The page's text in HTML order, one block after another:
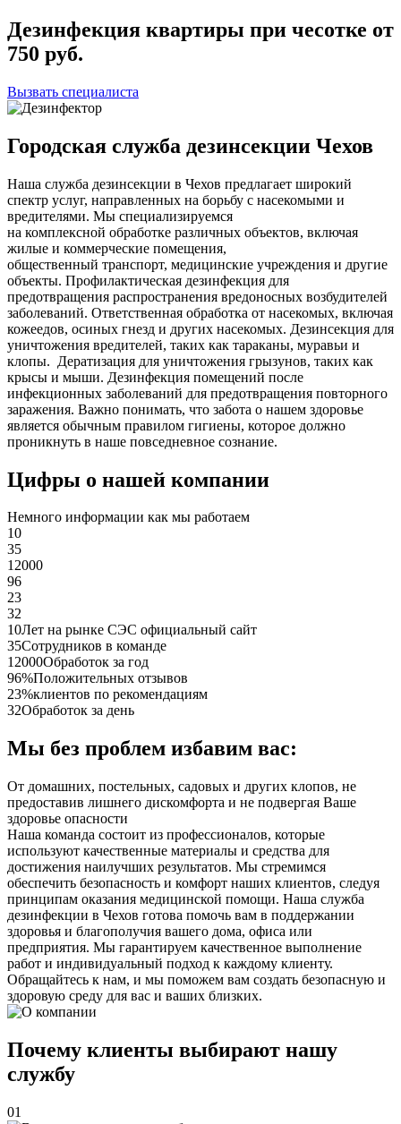
Дезинфекция квартиры при чесотке от
750 руб.
Вызвать специалиста
Городская служба дезинсекции Чехов
Наша служба дезинсекции в Чехов предлагает широкий
спектр услуг, направленных на борьбу с насекомыми и
вредителями. Мы специализируемся
на комплексной обработке различных объектов, включая
жилые и коммерческие помещения,
общественный транспорт, медицинские учреждения и другие
объекты. Профилактическая дезинфекция для
предотвращения распространения вредоносных возбудителей
заболеваний. Ответственная обработка от насекомых, включая
кожеедов, осиных гнезд и других насекомых. Дезинсекция для
уничтожения вредителей, таких как тараканы, муравьи и
клопы. Дератизация для уничтожения грызунов, таких как
крысы и мыши. Дезинфекция помещений после
инфекционных заболеваний для предотвращения повторного
заражения. Важно понимать, что забота о нашем здоровье
является обычным правилом гигиены, которое должно
проникнуть в наше повседневное сознание.
Цифры о нашей компании
Немного информации как мы работаем
10
35
12000
96
23
32
10Лет на рынке СЭС официальный сайт
35Сотрудников в команде
12000Обработок за год
96%Положительных отзывов
23%клиентов по рекомендациям
32Обработок за день
Мы без проблем избавим вас:
От домашних, постельных, садовых и других клопов, не
предоставив лишнего дискомфорта и не подвергая Ваше
здоровье опасности
Наша команда состоит из профессионалов, которые
используют качественные материалы и средства для
достижения наилучших результатов. Мы стремимся
обеспечить безопасность и комфорт наших клиентов, следуя
принципам оказания медицинской помощи. Наша служба
дезинфекции в Чехов готова помочь вам в поддержании
здоровья и благополучия вашего дома, офиса или
предприятия. Мы гарантируем качественное выполнение
работ и индивидуальный подход к каждому клиенту.
Обращайтесь к нам, и мы поможем вам создать безопасную и
здоровую среду для вас и ваших близких.
Почему клиенты выбирают нашу
службу
01